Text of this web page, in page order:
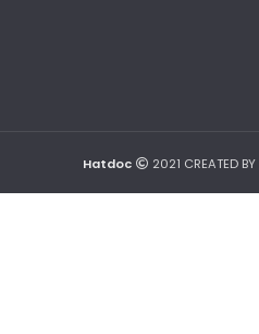
Hatdoc 2021 CREATED BY